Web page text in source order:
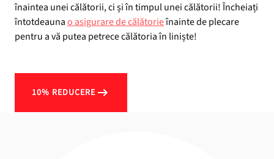
înaintea unei călătorii, ci și în timpul unei călătorii! Încheiați
întotdeaunao asigurare de călătorieînainte de plecare
pentru a vă putea petrece călătoria în liniște!
10% REDUCERE